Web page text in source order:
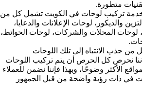
متطورة.
خدمة تركيب لوحات في الكويت تشمل كل من
والديكور، لوحات الإعلانات والدعايا،
لوحات المحلات والشركات، لوحات الحوائط،
من جذب الانتباه إلى تلك اللوحات
نحرص كل الحرص أن يتم تركيب اللوحات
الأكثر وضوحًا، وبهذا فإننا نضمن للعملاء
في ذات رؤية واضحة من قبل الجمهور